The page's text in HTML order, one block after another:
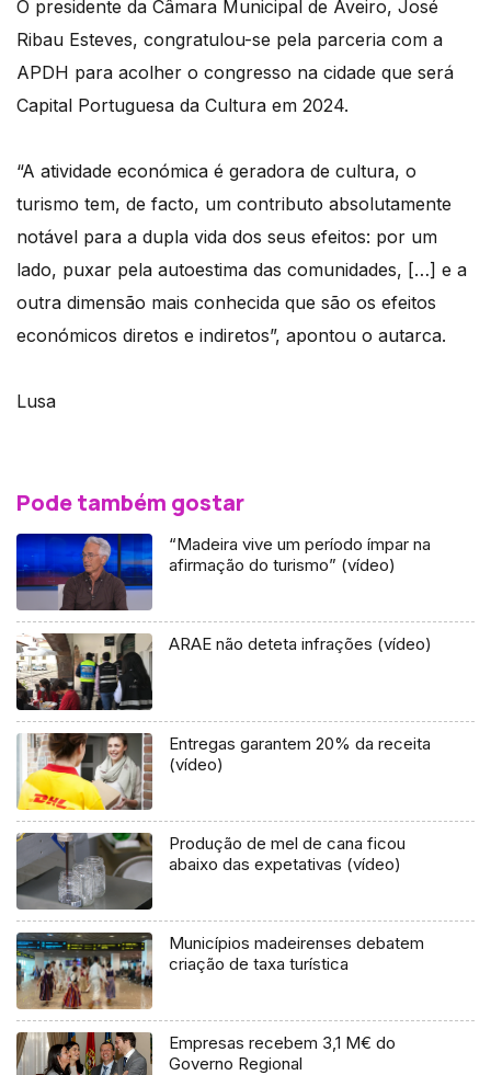
O presidente da Câmara Municipal de Aveiro, José
Ribau Esteves, congratulou-se pela parceria com a
APDH para acolher o congresso na cidade que será
Capital Portuguesa da Cultura em 2024.
“A atividade económica é geradora de cultura, o
turismo tem, de facto, um contributo absolutamente
notável para a dupla vida dos seus efeitos: por um
lado, puxar pela autoestima das comunidades, […] e a
outra dimensão mais conhecida que são os efeitos
económicos diretos e indiretos”, apontou o autarca.
Lusa
Pode também gostar
“Madeira vive um período ímpar na
afirmação do turismo” (vídeo)
ARAE não deteta infrações (vídeo)
Entregas garantem 20% da receita
(vídeo)
Produção de mel de cana ficou
abaixo das expetativas (vídeo)
Municípios madeirenses debatem
criação de taxa turística
Empresas recebem 3,1 M€ do
Governo Regional